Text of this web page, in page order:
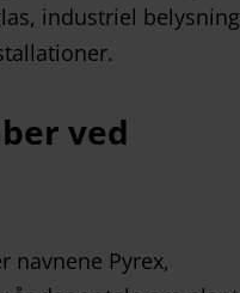
ved
navnene Pyrex,